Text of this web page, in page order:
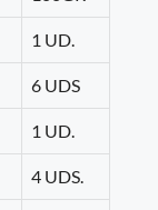
1 UD.
6 UDS
1 UD.
4 UDS.